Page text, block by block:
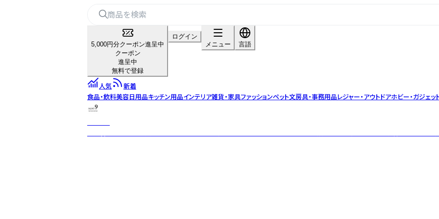
5,000円分クーポン進呈中
クーポン
進呈中
無料で登録
ログイン
メニュー
言語
人気
新着
食品・飲料美容日用品キッチン用品インテリア雑貨・家具ファッションペット文房具・事務用品レジャー・アウトドアホビー・ガジェッ